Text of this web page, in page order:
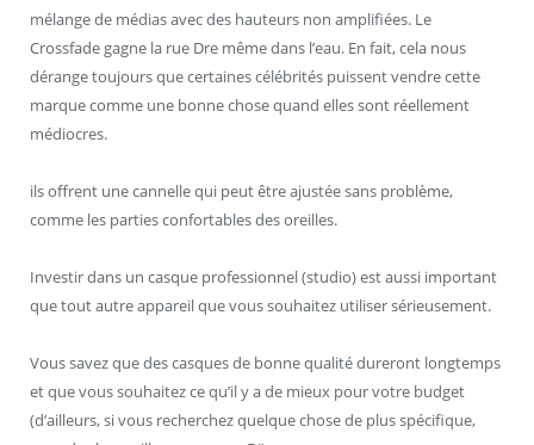
mélange de médias avec des hauteurs non amplifiées. Le
Crossfade gagne la rue Dre même dans l’eau. En fait, cela nous
dérange toujours que certaines célébrités puissent vendre cette
marque comme une bonne chose quand elles sont réellement
médiocres.
ils offrent une cannelle qui peut être ajustée sans problème,
comme les parties confortables des oreilles.
Investir dans un casque professionnel (studio) est aussi important
que tout autre appareil que vous souhaitez utiliser sérieusement.
Vous savez que des casques de bonne qualité dureront longtemps
et que vous souhaitez ce qu’il y a de mieux pour votre budget
(d’ailleurs, si vous recherchez quelque chose de plus spécifique,